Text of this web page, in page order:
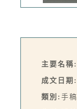
主要名稱:
成文日期:
類別: 手稿